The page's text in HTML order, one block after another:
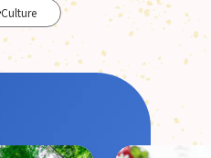
Culture